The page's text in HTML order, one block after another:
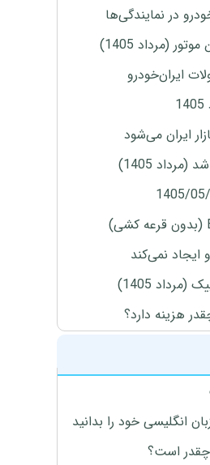
(مرداد 1405)
ایران‌خودرو
1405)
ایجاد نمی‌کند
1405)
هزینه دارد؟
انگلیسی خود را بدانید